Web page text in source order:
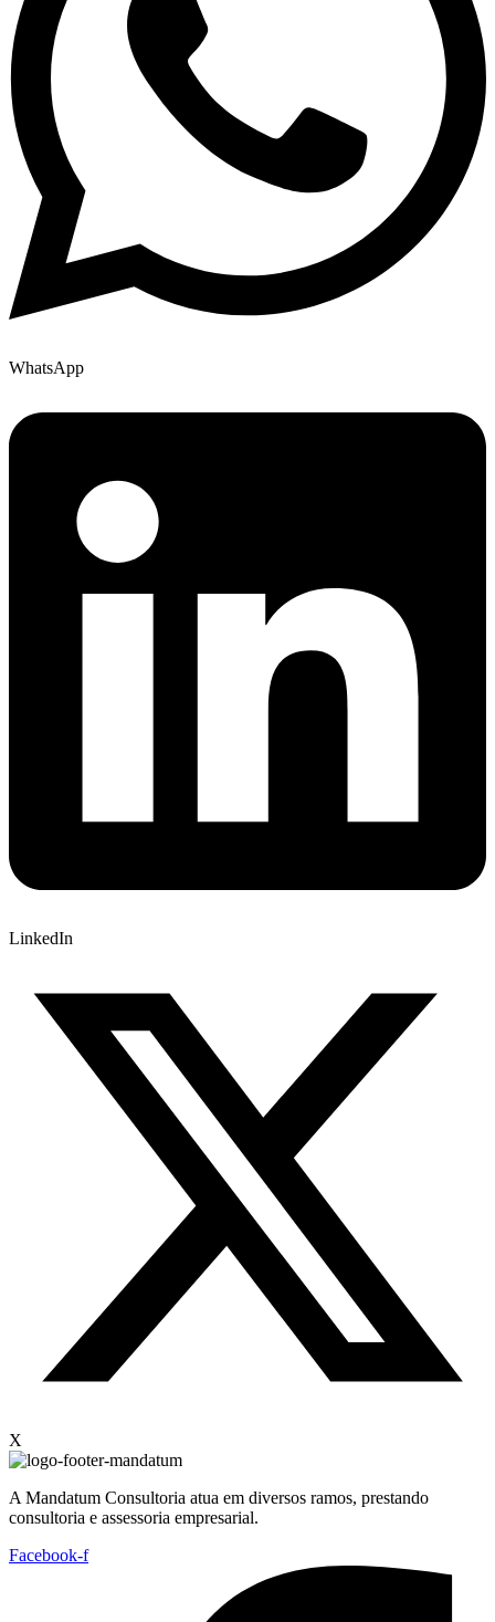
WhatsApp
LinkedIn
X
A Mandatum Consultoria atua em diversos ramos, prestando
consultoria e assessoria empresarial.
Facebook-f